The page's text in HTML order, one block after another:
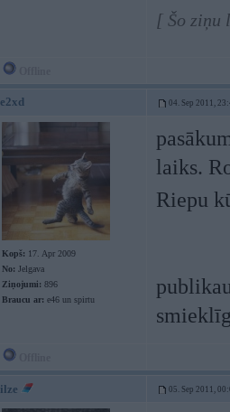
[ Šo ziņu
e2xd 04. Sep 2011,
Kopš: 17. Apr 2009
No: Jelgava
Ziņojumi: 896
Braucu ar: e46 un spirtu
laiks.
Riepu
ilze 05. Sep 2011,